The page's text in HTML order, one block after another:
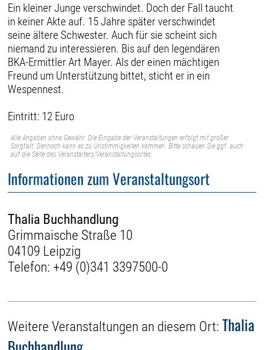
Ein kleiner Junge verschwindet. Doch der Fall taucht
in keiner Akte auf. 15 Jahre später verschwindet
seine ältere Schwester. Auch für sie scheint sich
niemand zu interessieren. Bis auf den legendären
BKA-Ermittler Art Mayer. Als der einen mächtigen
Freund um Unterstützung bittet, sticht er in ein
Wespennest.
Eintritt: 12 Euro
Alle Angaben ohne Gewähr. Die Eingabe der Veranstaltungen erfolgt mit großer
Sorgfalt. Dennoch kann es zu Unstimmigkeiten kommen. Bitte schauen Sie ggf. auch
auf die Seite des Veranstalters/Veranstaltungsortes.
Informationen zum Veranstaltungsort
Thalia Buchhandlung
Grimmaische Straße 10
04109 Leipzig
Telefon: +49 (0)341 3397500-0
Weitere Veranstaltungen an diesem Ort: Thalia